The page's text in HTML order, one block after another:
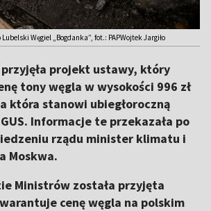
Węgiel „Bogdanka”, fot.: PAPWojtek Jargiło
projekt ustawy, który
tony węgla w wysokości 996 zł
która stanowi ubiegłoroczną
Informacje te przekazała po
rządu minister klimatu i
Moskwa.
Ministrów została przyjęta
cenę węgla na polskim